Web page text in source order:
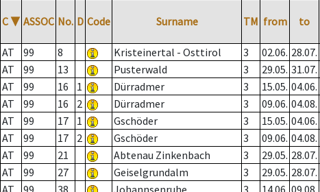
C ▼ ASSOC No. D Code Surname TM from to
AT
99 8 Kristeinertal - Osttirol 3 02.06. 28.07.
AT
99 13 Pusterwald 3 29.05. 31.07.
AT
99 16 1 Dürradmer 3 15.05. 04.06.
AT
99 16 2 Dürradmer 3 09.06. 04.08.
AT
99 17 1 Gschöder 3 15.05. 04.06.
AT
99 17 2 Gschöder 3 09.06. 04.08.
AT
99 21 Abtenau Zinkenbach 3 29.05. 28.07.
AT
99 27 Geiselgrundalm 3 29.05. 28.07.